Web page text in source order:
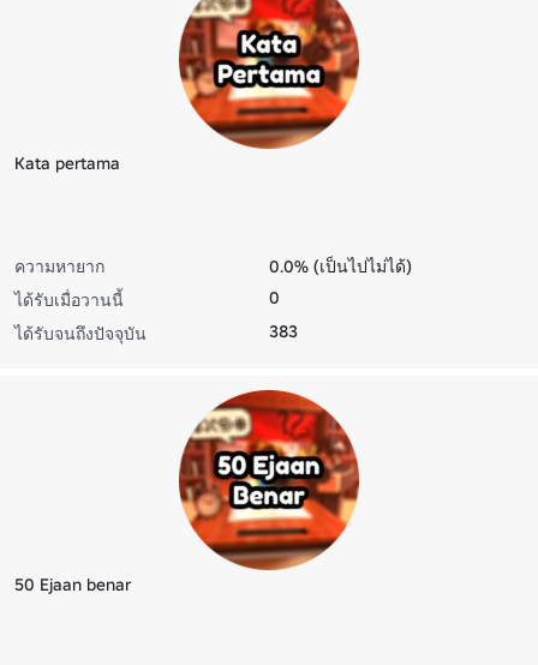
Kata pertama
ความหายาก
0.0% (เป็นไปไม่ได้)
ได้รับเมื่อวานนี้
0
ได้รับจนถึงปัจจุบัน
383
50 Ejaan benar